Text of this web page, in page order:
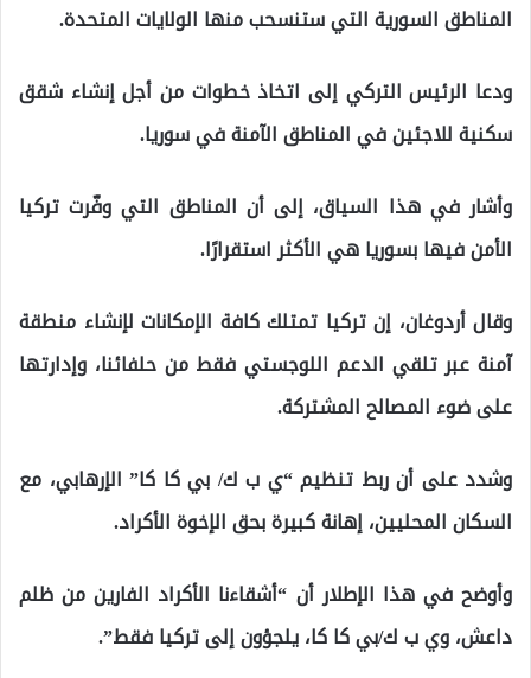
المناطق السورية التي ستنسحب منها الولايات المتحدة.
ودعا الرئيس التركي إلى اتخاذ خطوات من أجل إنشاء شقق
سكنية للاجئين في المناطق الآمنة في سوريا.
وأشار في هذا السياق، إلى أن المناطق التي وفّرت تركيا
الأمن فيها بسوريا هي الأكثر استقرارًا.
وقال أردوغان، إن تركيا تمتلك كافة الإمكانات لإنشاء منطقة
آمنة عبر تلقي الدعم اللوجستي فقط من حلفائنا، وإدارتها
على ضوء المصالح المشتركة.
وشدد على أن ربط تنظيم “ي ب ك/ بي كا كا” الإرهابي، مع
السكان المحليين، إهانة كبيرة بحق الإخوة الأكراد.
وأوضح في هذا الإطلار أن “أشقاءنا الأكراد الفارين من ظلم
داعش، وي ب ك/بي كا كا، يلجؤون إلى تركيا فقط”.